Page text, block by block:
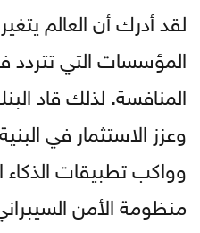
لقد أدرك أن العالم
المؤسسات التي تتردد
المنافسة. لذلك قاد
وعزز الاستثمار في
وواكب تطبيقات
منظومة الأمن